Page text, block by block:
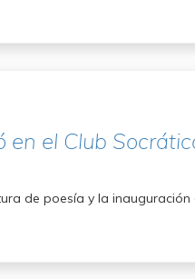
el Club
de poesía y la